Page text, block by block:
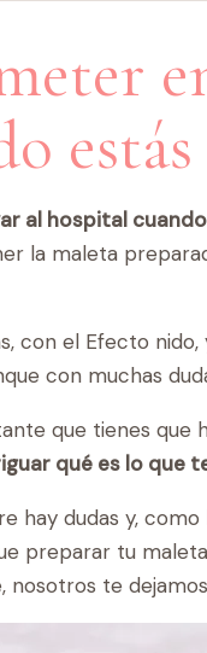
al hospital
la maleta
con el Efecto
con muchas
que tienes que
qué es lo que
hay dudas y,
preparar tu
nosotros te